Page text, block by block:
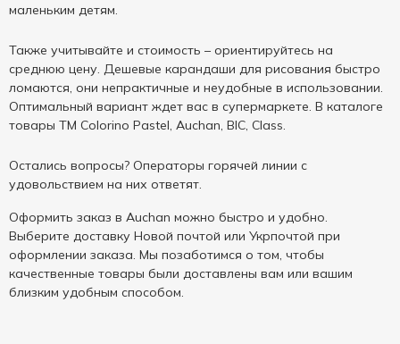
маленьким детям.
Также учитывайте и стоимость – ориентируйтесь на
среднюю цену. Дешевые карандаши для рисования быстро
ломаются, они непрактичные и неудобные в использовании.
Оптимальный вариант ждет вас в супермаркете. В каталоге
товары ТМ Colorino Pastel, Auchan, BIC, Class.
Остались вопросы? Операторы горячей линии с
удовольствием на них ответят.
Оформить заказ в Auchan можно быстро и удобно.
Выберите доставку Новой почтой или Укрпочтой при
оформлении заказа. Мы позаботимся о том, чтобы
качественные товары были доставлены вам или вашим
близким удобным способом.